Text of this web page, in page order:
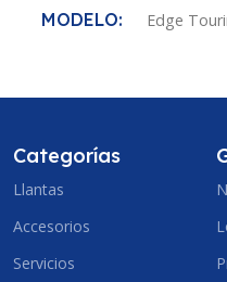
MODELO Edge
ANCHO DE SECCION
175
Categorías
Llantas
Accesorios
Servicios